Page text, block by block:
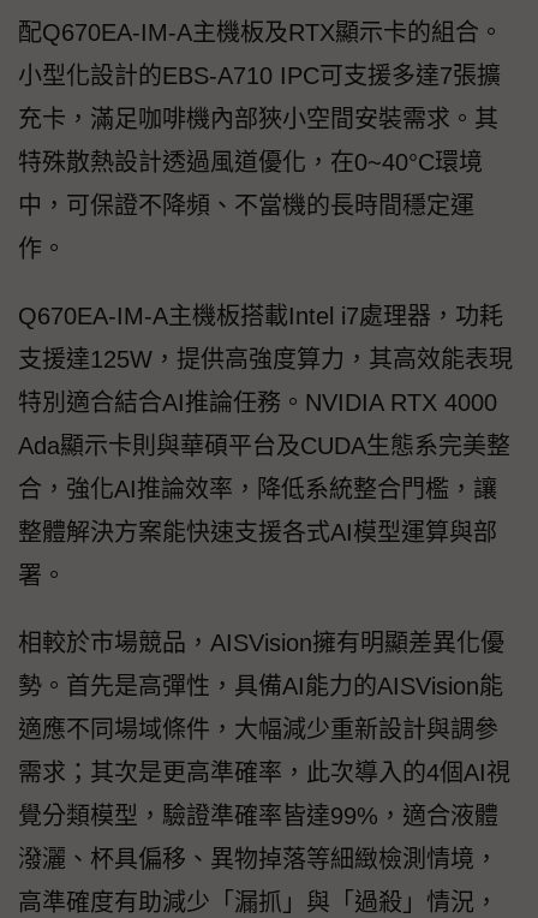
配Q670EA-IM-A主機板及RTX顯示卡的組合。
小型化設計的EBS-A710 IPC可支援多達7張擴
充卡，滿足咖啡機內部狹小空間安裝需求。其
特殊散熱設計透過風道優化，在0~40°C環境
中，可保證不降頻、不當機的長時間穩定運
作。
Q670EA-IM-A主機板搭載Intel i7處理器，功耗
支援達125W，提供高強度算力，其高效能表現
特別適合結合AI推論任務。NVIDIA RTX 4000
Ada顯示卡則與華碩平台及CUDA生態系完美整
合，強化AI推論效率，降低系統整合門檻，讓
整體解決方案能快速支援各式AI模型運算與部
署。
相較於市場競品，AISVision擁有明顯差異化優
勢。首先是高彈性，具備AI能力的AISVision能
適應不同場域條件，大幅減少重新設計與調參
需求；其次是更高準確率，此次導入的4個AI視
覺分類模型，驗證準確率皆達99%，適合液體
潑灑、杯具偏移、異物掉落等細緻檢測情境，
高準確度有助減少「漏抓」與「過殺」情況，